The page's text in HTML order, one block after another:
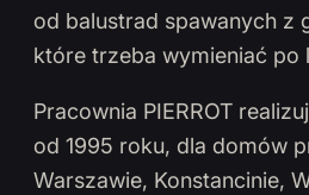
od balustrad spawanych z
które trzeba wymieniać po
Pracownia PIERROT
od 1995 roku, dla domów
Warszawie, Konstancinie,